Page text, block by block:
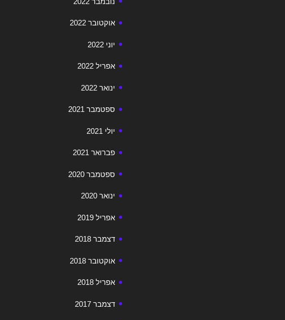
אוקטובר 2022
יוני 2022
אפריל 2022
ינואר 2022
ספטמבר 2021
יולי 2021
פברואר 2021
ספטמבר 2020
ינואר 2020
אפריל 2019
דצמבר 2018
אוקטובר 2018
אפריל 2018
דצמבר 2017